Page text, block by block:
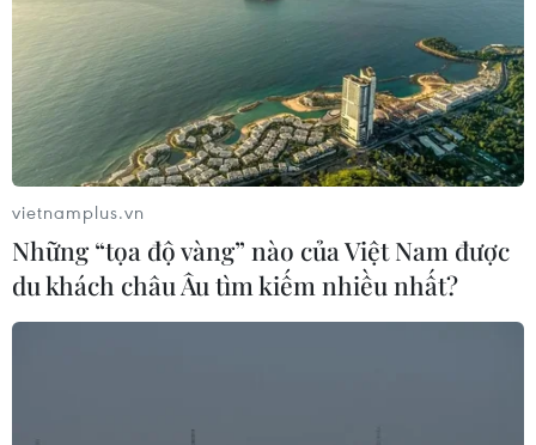
vietnamplus.vn
Những “tọa độ vàng” nào của Việt Nam được
du khách châu Âu tìm kiếm nhiều nhất?